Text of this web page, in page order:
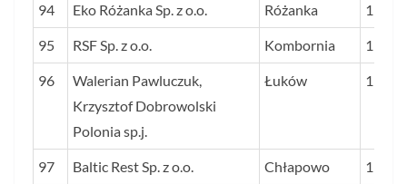
94 Eko Różanka Sp. z o.o. Różanka 11
95 RSF Sp. z o.o. Kombornia 11
96
Walerian Pawluczuk,
Krzysztof Dobrowolski
Polonia sp.j.
Łuków 11
97 Baltic Rest Sp. z o.o. Chłapowo 11